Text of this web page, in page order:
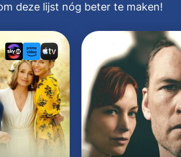
deze lijst nóg beter te maken!